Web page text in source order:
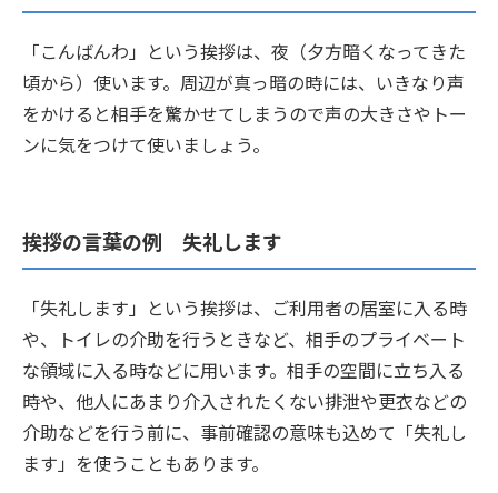
「こんばんわ」という挨拶は、夜（夕方暗くなってきた
頃から）使います。周辺が真っ暗の時には、いきなり声
をかけると相手を驚かせてしまうので声の大きさやトー
ンに気をつけて使いましょう。
挨拶の言葉の例 失礼します
「失礼します」という挨拶は、ご利用者の居室に入る時
や、トイレの介助を行うときなど、相手のプライベート
な領域に入る時などに用います。相手の空間に立ち入る
時や、他人にあまり介入されたくない排泄や更衣などの
介助などを行う前に、事前確認の意味も込めて「失礼し
ます」を使うこともあります。